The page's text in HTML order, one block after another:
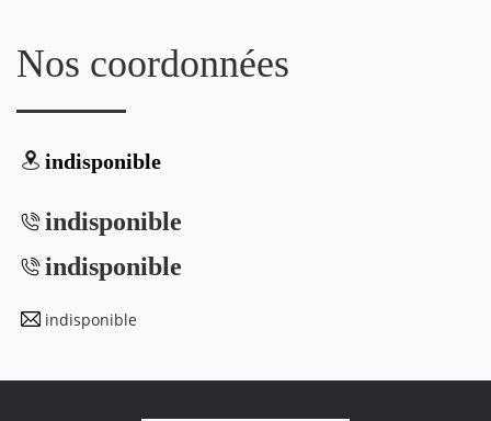
Nos coordonnées
indisponible
indisponible
indisponible
indisponible